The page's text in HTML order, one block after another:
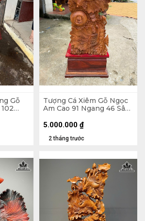
Gỗ
Tượng Cá Xiêm Gỗ Ngọc
Am Cao 91 Ngang 46 Sâu
2 tháng trước
5.000.000 ₫